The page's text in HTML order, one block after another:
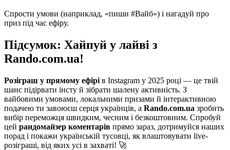
Спрости умови (наприклад, «пиши #Вайб») і нагадуй про
приз під час ефіру.
Підсумок: Хайпуй у лайві з
Rando.com.ua!
Розіграш у прямому ефірі в Instagram у 2025 році — це твій
шанс підірвати інсту й зібрати шалену активність. З
вайбовими умовами, локальними призами й інтерактивною
подачею ти завоюєш серця українців, а Rando.com.ua зробить
вибір переможця швидким, чесним і безкоштовним. Спробуй
цей рандомайзер коментарів прямо зараз, дотримуйся наших
порад і покажи українській тусовці, як влаштовувати live-
розіграші, від яких усі в захваті! 🚀